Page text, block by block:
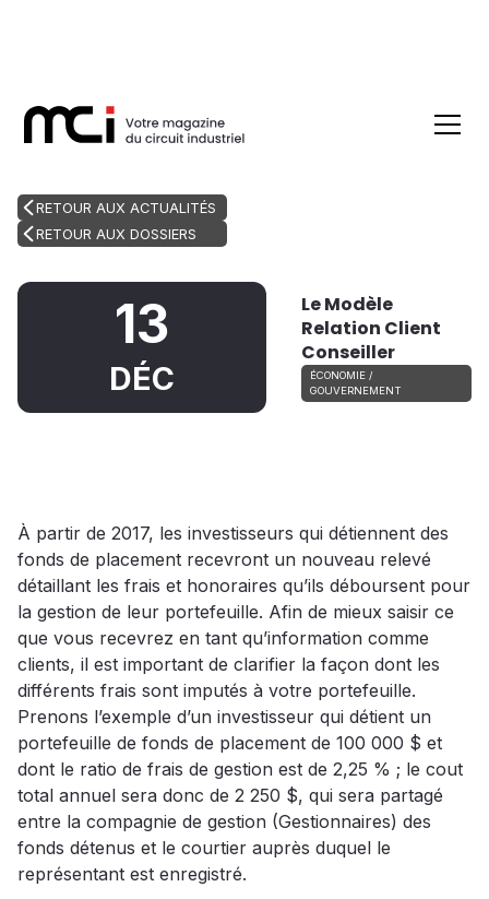
RETOUR AUX ACTUALITÉS
RETOUR AUX DOSSIERS
13
DÉC
Le Modèle
Relation Client
Conseiller
ÉCONOMIE /
GOUVERNEMENT
À partir de 2017, les investisseurs qui détiennent des
fonds de placement recevront un nouveau relevé
détaillant les frais et honoraires qu’ils déboursent pour
la gestion de leur portefeuille. Afin de mieux saisir ce
que vous recevrez en tant qu’information comme
clients, il est important de clarifier la façon dont les
différents frais sont imputés à votre portefeuille.
Prenons l’exemple d’un investisseur qui détient un
portefeuille de fonds de placement de 100 000 $ et
dont le ratio de frais de gestion est de 2,25 % ; le cout
total annuel sera donc de 2 250 $, qui sera partagé
entre la compagnie de gestion (Gestionnaires) des
fonds détenus et le courtier auprès duquel le
représentant est enregistré.